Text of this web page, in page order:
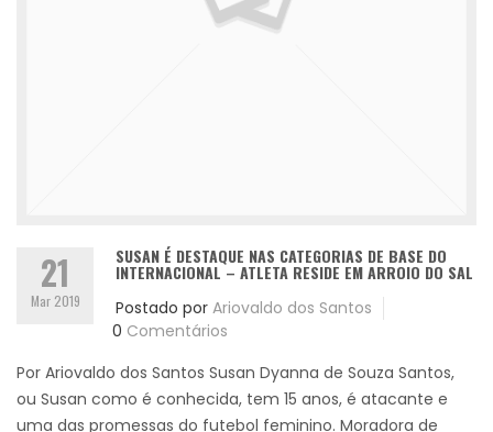
21
Mar 2019
SUSAN É DESTAQUE NAS CATEGORIAS DE BASE DO
INTERNACIONAL – ATLETA RESIDE EM ARROIO DO SAL
Postado por Ariovaldo dos Santos
0 Comentários
Por Ariovaldo dos Santos Susan Dyanna de Souza Santos,
ou Susan como é conhecida, tem 15 anos, é atacante e
uma das promessas do futebol feminino. Moradora de